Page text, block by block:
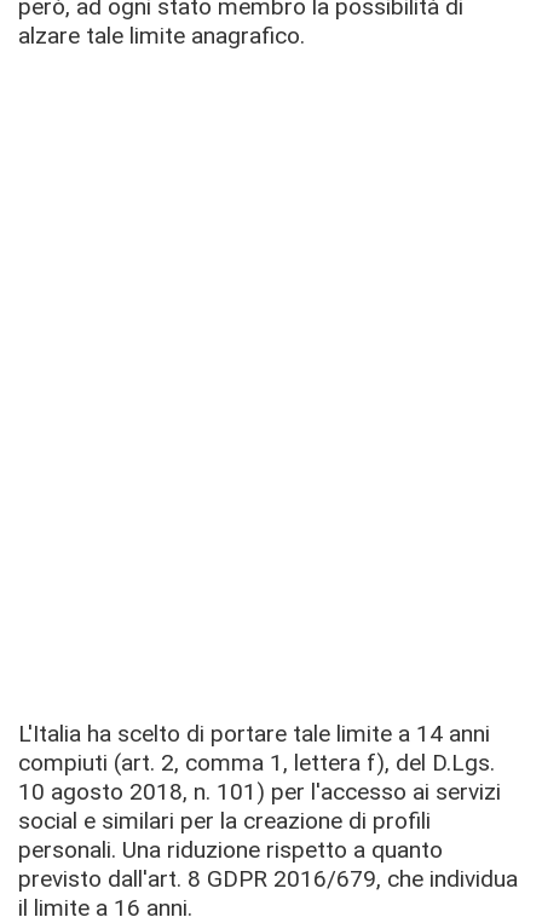
però, ad ogni stato membro la possibilità di
alzare tale limite anagrafico.
L'Italia ha scelto di portare tale limite a 14 anni
compiuti (art. 2, comma 1, lettera f), del D.Lgs.
10 agosto 2018, n. 101) per l'accesso ai servizi
social e similari per la creazione di profili
personali. Una riduzione rispetto a quanto
previsto dall'art. 8 GDPR 2016/679, che individua
il limite a 16 anni.